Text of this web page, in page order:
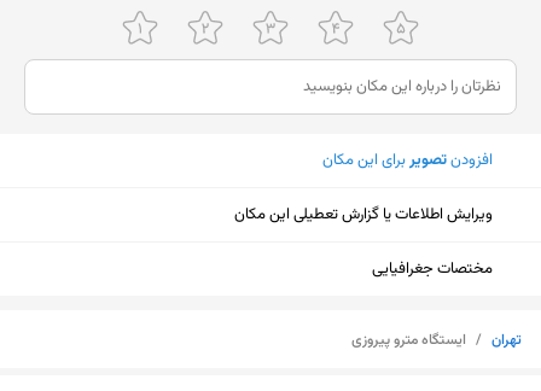
افزودنتصویربرای این مکان
ویرایش اطلاعات یا گزارش تعطیلی این مکان
مختصات جغرافیایی
تهران / ایستگاه مترو پیروزی